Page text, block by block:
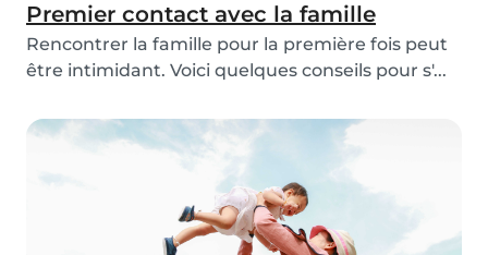
Premier contact avec la famille
Rencontrer la famille pour la première fois peut
être intimidant. Voici quelques conseils pour s'...